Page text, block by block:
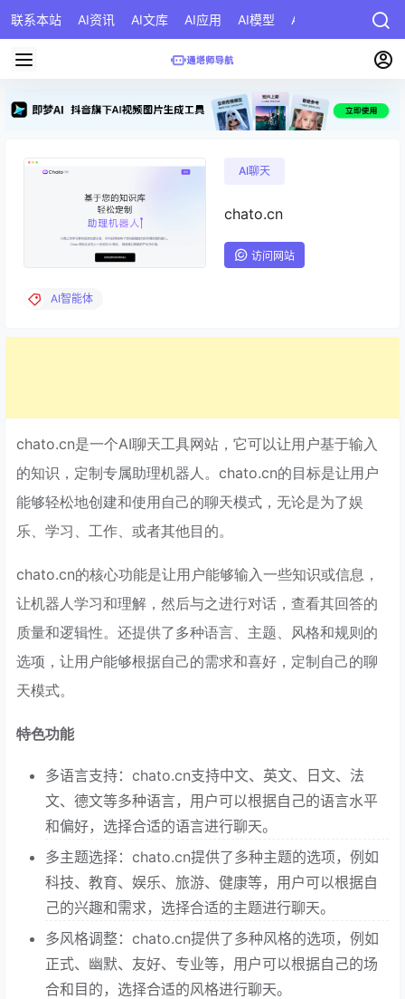
联系本站 AI资讯 AI文库 AI应用 AI模型 AI公司 AI提示词
AI聊天
chato.cn
访问网站
AI智能体
chato.cn是一个AI聊天工具网站，它可以让用户基于输入
的知识，定制专属助理机器人。chato.cn的目标是让用户
能够轻松地创建和使用自己的聊天模式，无论是为了娱
乐、学习、工作、或者其他目的。
chato.cn的核心功能是让用户能够输入一些知识或信息，
让机器人学习和理解，然后与之进行对话，查看其回答的
质量和逻辑性。还提供了多种语言、主题、风格和规则的
选项，让用户能够根据自己的需求和喜好，定制自己的聊
天模式。
特色功能
多语言支持：chato.cn支持中文、英文、日文、法
文、德文等多种语言，用户可以根据自己的语言水平
和偏好，选择合适的语言进行聊天。
多主题选择：chato.cn提供了多种主题的选项，例如
科技、教育、娱乐、旅游、健康等，用户可以根据自
己的兴趣和需求，选择合适的主题进行聊天。
多风格调整：chato.cn提供了多种风格的选项，例如
正式、幽默、友好、专业等，用户可以根据自己的场
合和目的，选择合适的风格进行聊天。